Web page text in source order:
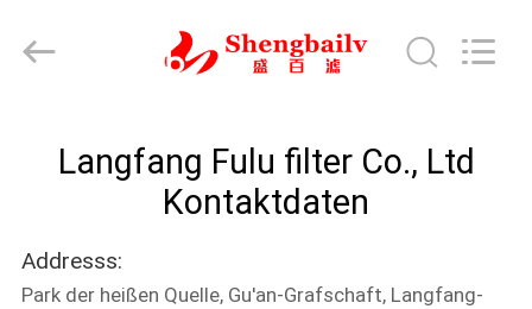
PRODUKTE
VIDEOS
Rights
Langfang Fulu filter Co., Ltd
Kontaktdaten
Addresss:
Park der heißen Quelle, Gu'an-Grafschaft, Langfang-